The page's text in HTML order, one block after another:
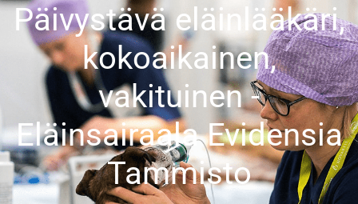
Päivystävä eläinlääkäri,
kokoaikainen,
vakituinen -
Eläinsairaala Evidensia
Tammisto